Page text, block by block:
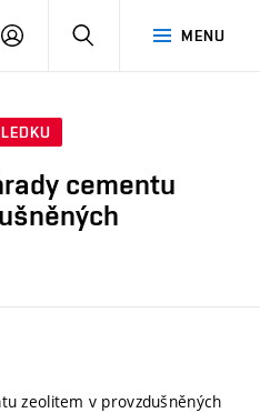
MENU
PŘIHLÁSIT
cementu
zeolitem v provzdušněných